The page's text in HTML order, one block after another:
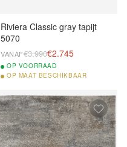
Riviera Classic gray tapijt
5070
VANAF€3.990€2.745
OP VOORRAAD
OP MAAT BESCHIKBAAR